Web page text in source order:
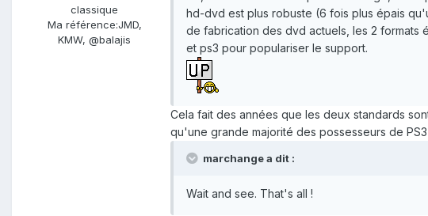
classique
Ma référence:JMD,
KMW, @balajis
hd-dvd est plus robuste (6 fois plus épais
de fabrication des dvd actuels, les 2
et ps3 pour populariser le support.
Cela fait des années que les deux standards
qu'une grande majorité des possesseurs de
marchange a dit :
Wait and see. That's all !